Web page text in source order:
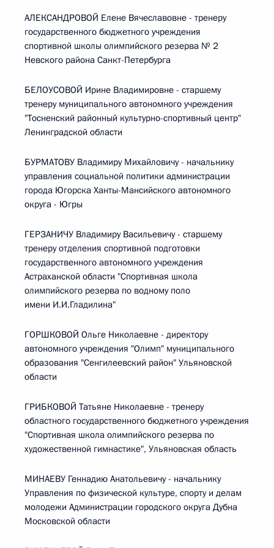
АЛЕКСАНДРОВОЙ Елене Вячеславовне - тренеру
государственного бюджетного учреждения
спортивной школы олимпийского резерва № 2
Невского района Санкт-Петербурга
БЕЛОУСОВОЙ Ирине Владимировне - старшему
тренеру муниципального автономного учреждения
"Тосненский районный культурно-спортивный центр"
Ленинградской области
БУРМАТОВУ Владимиру Михайловичу - начальнику
управления социальной политики администрации
города Югорска Ханты-Мансийского автономного
округа - Югры
ГЕРЗАНИЧУ Владимиру Васильевичу - старшему
тренеру отделения спортивной подготовки
государственного автономного учреждения
Астраханской области "Спортивная школа
олимпийского резерва по водному поло
имени И.И.Гладилина"
ГОРШКОВОЙ Ольге Николаевне - директору
автономного учреждения "Олимп" муниципального
образования "Сенгилеевский район" Ульяновской
области
ГРИБКОВОЙ Татьяне Николаевне - тренеру
областного государственного бюджетного учреждения
"Спортивная школа олимпийского резерва по
художественной гимнастике", Ульяновская область
МИНАЕВУ Геннадию Анатольевичу - начальнику
Управления по физической культуре, спорту и делам
молодежи Администрации городского округа Дубна
Московской области